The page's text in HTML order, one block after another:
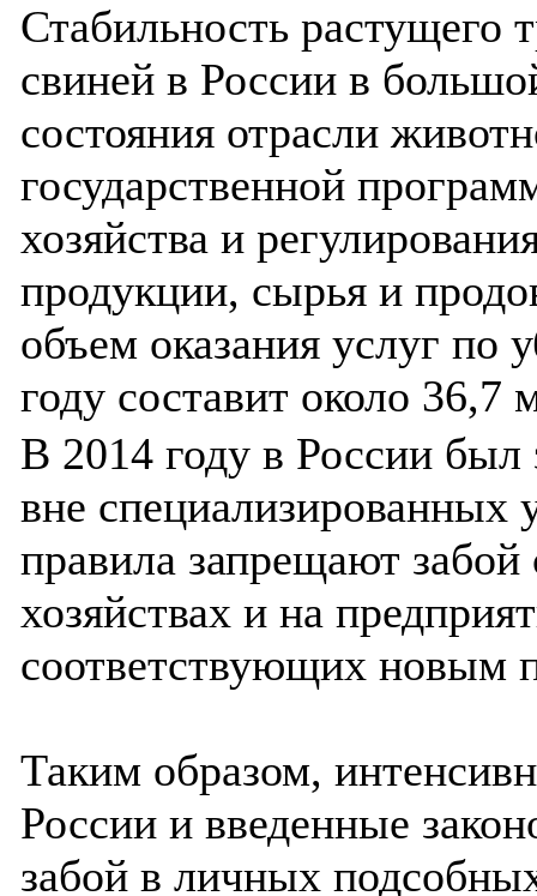
Стабильность растущего
свиней в России в
состояния отрасли
государственной
хозяйства и
продукции, сырья и
объем оказания услуг по
году составит около 36,7
В 2014 году в России был
вне
правила запрещают
хозяйствах и на
соответствующих новым
Таким образом,
России и введенные
забой в личных